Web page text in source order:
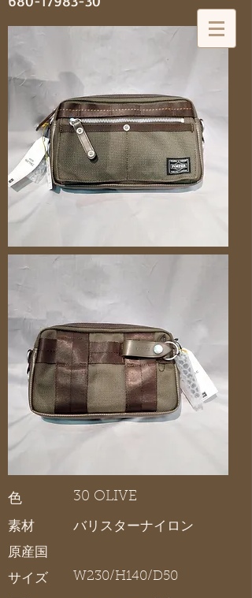
神田 大喜靴店
色
素材
原産国
サイズ
30 OLIVE
バリスターナイロン
W230/H140/D50